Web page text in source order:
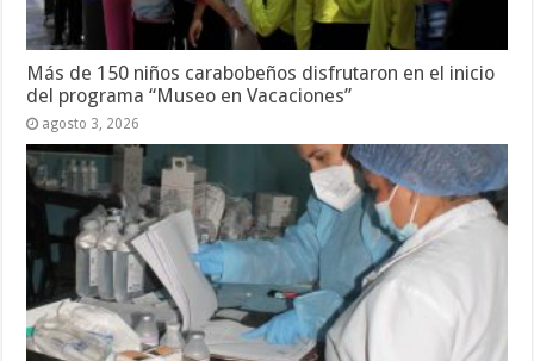
Más de 150 niños carabobeños disfrutaron en el inicio
del programa “Museo en Vacaciones”
agosto 3, 2026